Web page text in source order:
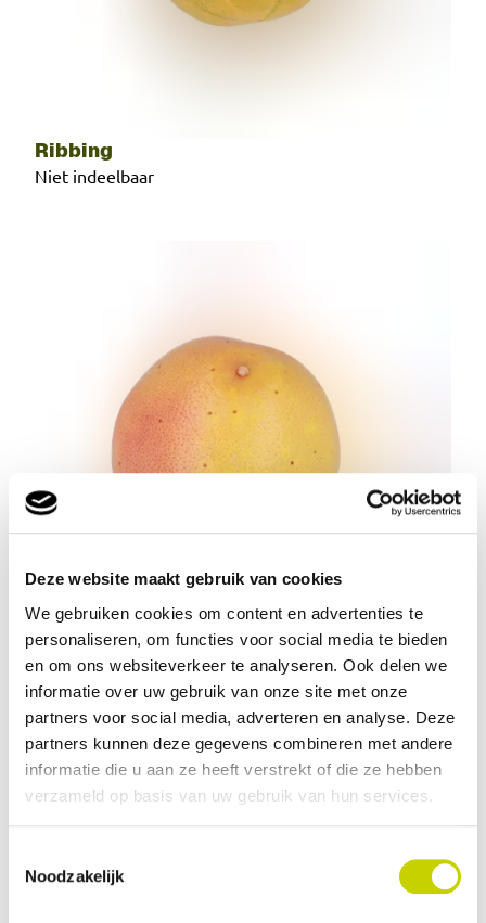
Deze website maakt gebruik van cookies
We gebruiken cookies om content en advertenties te
personaliseren, om functies voor social media te bieden
en om ons websiteverkeer te analyseren. Ook delen we
informatie over uw gebruik van onze site met onze
partners voor social media, adverteren en analyse. Deze
partners kunnen deze gegevens combineren met andere
informatie die u aan ze heeft verstrekt of die ze hebben
verzameld op basis van uw gebruik van hun services.
Noodzakelijk
Ribbing
Niet indeelbaar
Schildluis
Klasse I